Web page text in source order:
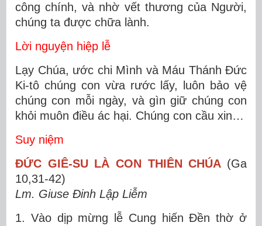
công chính, và nhờ vết thương của Người,
chúng ta được chữa lành.
Lời nguyện hiệp lễ
Lạy Chúa, ước chi Mình và Máu Thánh Ðức
Ki-tô chúng con vừa rước lấy, luôn bảo vệ
chúng con mỗi ngày, và gìn giữ chúng con
khỏi muôn điều ác hại. Chúng con cầu xin…
Suy niệm
ĐỨC GIÊ-SU LÀ CON THIÊN CHÚA (Ga
10,31-42)
Lm. Giuse Đinh Lập Liễm
1. Vào dịp mừng lễ Cung hiến Đền thờ ở